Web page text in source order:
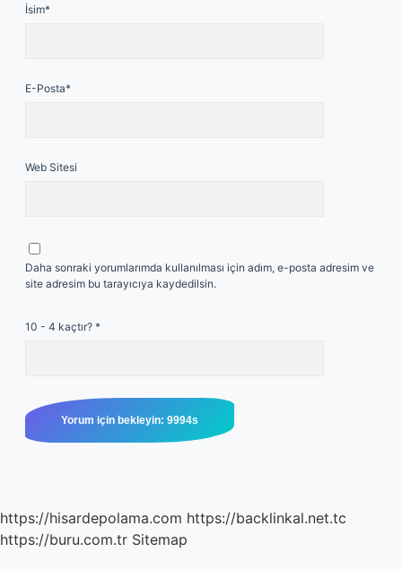
İsim*
E-Posta*
Web Sitesi
Daha sonraki yorumlarımda kullanılması için adım, e-posta adresim ve
site adresim bu tarayıcıya kaydedilsin.
10 - 4 kaçtır? *
https://hisardepolama.com https://backlinkal.net.tc
https://buru.com.tr Sitemap